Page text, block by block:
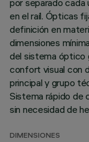
por separado cada
en el raíl. Ópticas
definición en
dimensiones
del sistema óptico
confort visual con
principal y grupo
Sistema rápido de
sin necesidad de
DIMENSIONES